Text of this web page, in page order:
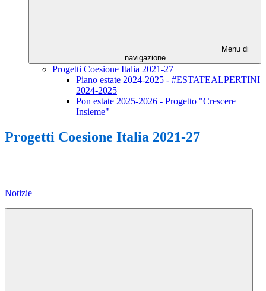
Menu di
navigazione
Progetti Coesione Italia 2021-27
Piano estate 2024-2025 - #ESTATEALPERTINI
2024-2025
Pon estate 2025-2026 - Progetto "Crescere
Insieme"
Progetti Coesione Italia 2021-27
Notizie